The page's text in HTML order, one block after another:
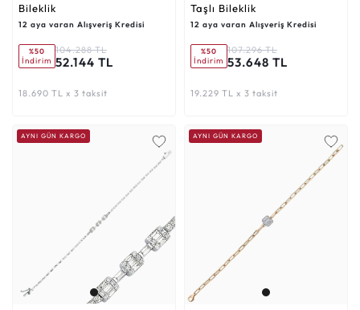
Bileklik
12 aya varan Alışveriş Kredisi
%50
İndirim
104.288 TL
52.144 TL
18.690 TL x 3 taksit
Taşlı Bileklik
12 aya varan Alışveriş Kredisi
%50
İndirim
107.296 TL
53.648 TL
19.229 TL x 3 taksit
AYNI GÜN KARGO AYNI GÜN KARGO